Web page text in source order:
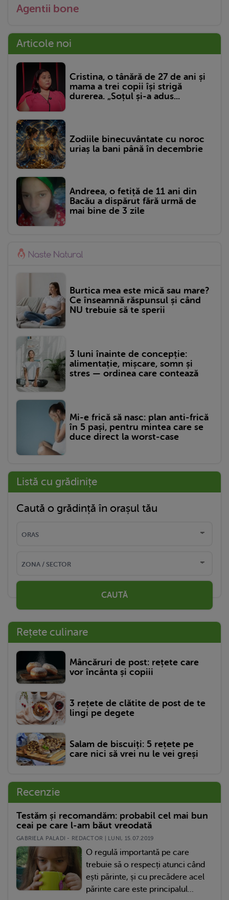
Agentii bone
Articole noi
Cristina, o tânără de 27 de ani și
mama a trei copii își strigă
durerea. „Soțul și-a adus...
Zodiile binecuvântate cu noroc
uriaș la bani până în decembrie
Andreea, o fetiță de 11 ani din
Bacău a dispărut fără urmă de
mai bine de 3 zile
Burtica mea este mică sau mare?
Ce înseamnă răspunsul și când
NU trebuie să te sperii
3 luni înainte de concepție:
alimentație, mișcare, somn și
stres — ordinea care contează
Mi-e frică să nasc: plan anti-frică
în 5 pași, pentru mintea care se
duce direct la worst-case
Listă cu grădinițe
Caută o grădință în orașul tău
CAUTĂ
Rețete culinare
Mâncăruri de post: rețete care
vor încânta și copiii
3 rețete de clătite de post de te
lingi pe degete
Salam de biscuiți: 5 rețete pe
care nici să vrei nu le vei greși
Recenzie
Testăm și recomandăm: probabil cel mai bun
ceai pe care l-am băut vreodată
GABRIELA PALADI - REDACTOR | LUNI, 15.07.2019
O regulă importantă pe care
trebuie să o respecți atunci când
ești părinte, și cu precădere acel
părinte care este principalul...